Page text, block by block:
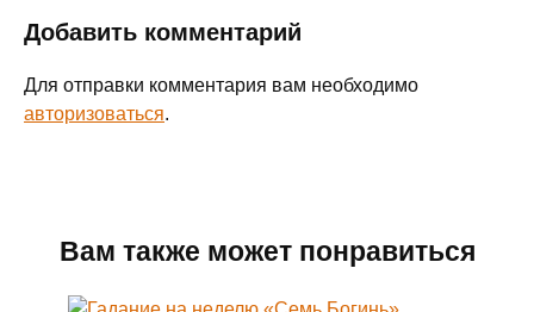
Добавить комментарий
Для отправки комментария вам необходимо
авторизоваться.
Вам также может понравиться